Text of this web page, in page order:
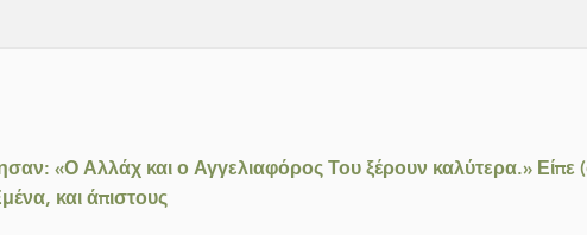
«Ο Αλλάχ και ο Αγγελιαφόρος Του ξέρουν καλύτερα.»
και άπιστους